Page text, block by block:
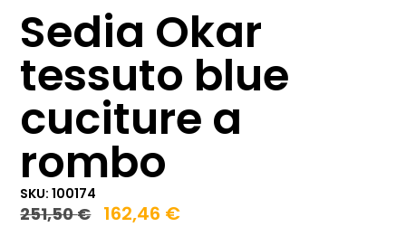
Sedia Okar
tessuto blue
cuciture a
rombo
SKU: 100174
251,50€ 162,46 €